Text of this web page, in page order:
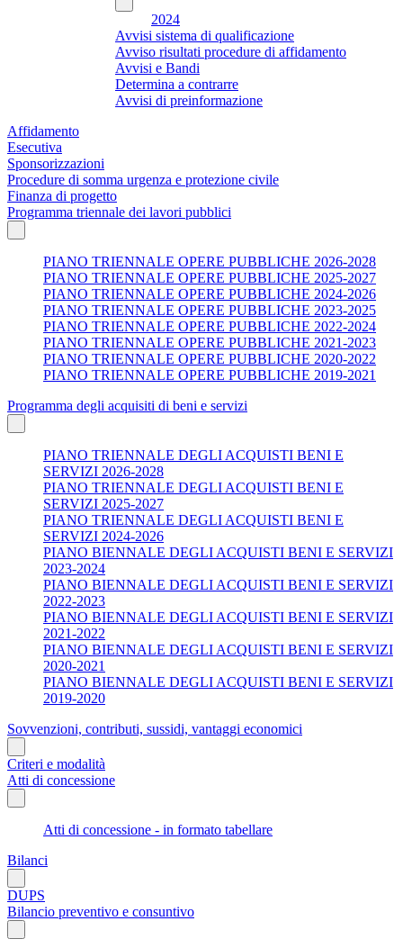
2024
Avvisi sistema di qualificazione
Avviso risultati procedure di affidamento
Avvisi e Bandi
Determina a contrarre
Avvisi di preinformazione
Affidamento
Esecutiva
Sponsorizzazioni
Procedure di somma urgenza e protezione civile
Finanza di progetto
Programma triennale dei lavori pubblici
PIANO TRIENNALE OPERE PUBBLICHE 2026-2028
PIANO TRIENNALE OPERE PUBBLICHE 2025-2027
PIANO TRIENNALE OPERE PUBBLICHE 2024-2026
PIANO TRIENNALE OPERE PUBBLICHE 2023-2025
PIANO TRIENNALE OPERE PUBBLICHE 2022-2024
PIANO TRIENNALE OPERE PUBBLICHE 2021-2023
PIANO TRIENNALE OPERE PUBBLICHE 2020-2022
PIANO TRIENNALE OPERE PUBBLICHE 2019-2021
Programma degli acquisiti di beni e servizi
PIANO TRIENNALE DEGLI ACQUISTI BENI E
SERVIZI 2026-2028
PIANO TRIENNALE DEGLI ACQUISTI BENI E
SERVIZI 2025-2027
PIANO TRIENNALE DEGLI ACQUISTI BENI E
SERVIZI 2024-2026
PIANO BIENNALE DEGLI ACQUISTI BENI E SERVIZI
2023-2024
PIANO BIENNALE DEGLI ACQUISTI BENI E SERVIZI
2022-2023
PIANO BIENNALE DEGLI ACQUISTI BENI E SERVIZI
2021-2022
PIANO BIENNALE DEGLI ACQUISTI BENI E SERVIZI
2020-2021
PIANO BIENNALE DEGLI ACQUISTI BENI E SERVIZI
2019-2020
Sovvenzioni, contributi, sussidi, vantaggi economici
Criteri e modalità
Atti di concessione
Atti di concessione - in formato tabellare
Bilanci
DUPS
Bilancio preventivo e consuntivo